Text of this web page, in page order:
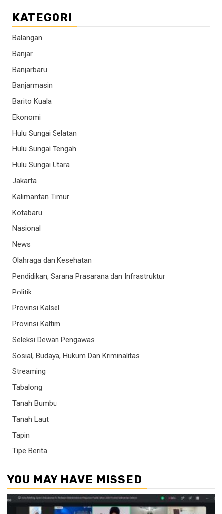
KATEGORI
Balangan
Banjar
Banjarbaru
Banjarmasin
Barito Kuala
Ekonomi
Hulu Sungai Selatan
Hulu Sungai Tengah
Hulu Sungai Utara
Jakarta
Kalimantan Timur
Kotabaru
Nasional
News
Olahraga dan Kesehatan
Pendidikan, Sarana Prasarana dan Infrastruktur
Politik
Provinsi Kalsel
Provinsi Kaltim
Seleksi Dewan Pengawas
Sosial, Budaya, Hukum Dan Kriminalitas
Streaming
Tabalong
Tanah Bumbu
Tanah Laut
Tapin
Tipe Berita
YOU MAY HAVE MISSED